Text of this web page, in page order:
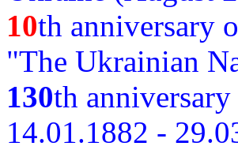
10th anniversary
"The Ukrainian
130th
14.01.1882 -